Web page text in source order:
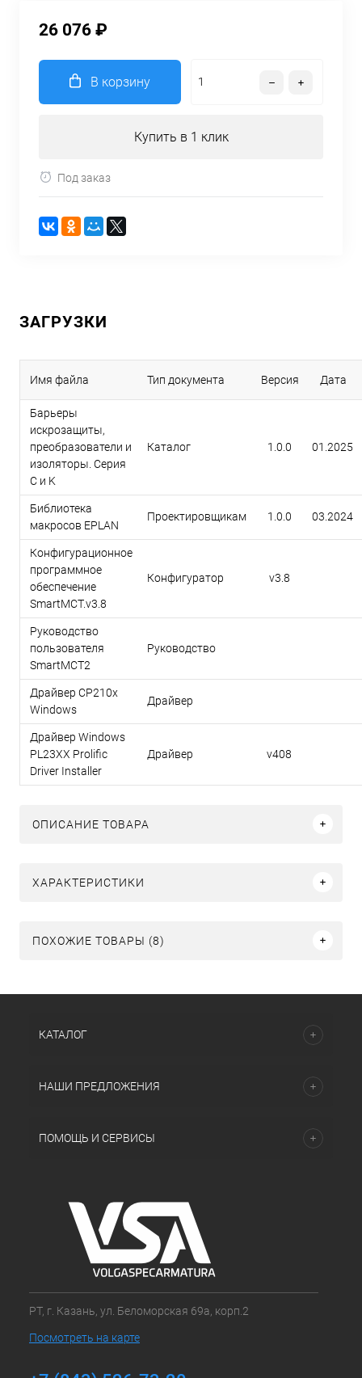
26 076 ₽
В корзину
Купить в 1 клик
Под заказ
ЗАГРУЗКИ
Имя файла Тип документа Версия Дата
Барьеры
искрозащиты,
преобразователи и
изоляторы. Серия
C и K
Каталог 1.0.0 01.2025
Библиотека
макросов EPLAN
Проектировщикам 1.0.0 03.2024
Конфигурационное
программное
обеспечение
SmartMCT.v3.8
Конфигуратор v3.8
Руководство
пользователя
SmartMCT2
Руководство
Драйвер CP210x
Windows
Драйвер
Драйвер Windows
PL23XX Prolific
Driver Installer
Драйвер v408
ОПИСАНИЕ ТОВАРА
ХАРАКТЕРИСТИКИ
ПОХОЖИЕ ТОВАРЫ (8)
КАТАЛОГ
НАШИ ПРЕДЛОЖЕНИЯ
ПОМОЩЬ И СЕРВИСЫ
РТ, г. Казань, ул. Беломорская 69а, корп.2
Посмотреть на карте